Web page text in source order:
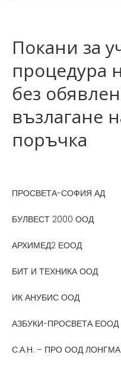
Покани за
процедура
без
възлагане
поръчка
ПРОСВЕТА-СОФИЯ АД
БУЛВЕСТ 2000 ООД
АРХИМЕД2 ЕООД
БИТ И ТЕХНИКА ООД
ИК АНУБИС ООД
АЗБУКИ-ПРОСВЕТА ЕООД
С.А.Н. – ПРО ООД